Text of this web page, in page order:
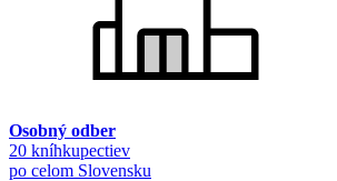
Osobný odber
20 kníhkupectiev
po celom Slovensku